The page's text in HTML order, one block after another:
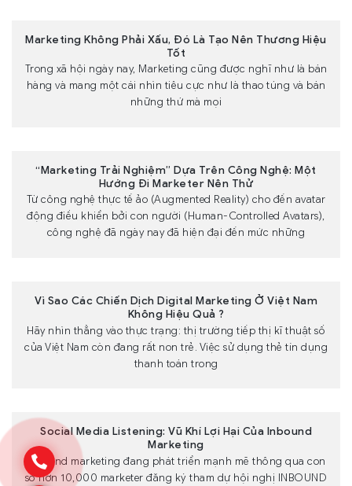
Marketing Không Phải Xấu, Đó Là Tạo Nên Thương Hiệu
Tốt
Trong xã hội ngày nay, Marketing cũng được nghĩ như là bán
hàng và mang một cái nhìn tiêu cực như là thao túng và bán
những thứ mà mọi
“Marketing Trải Nghiệm” Dựa Trên Công Nghệ: Một
Hướng Đi Marketer Nên Thử
Từ công nghệ thực tế ảo (Augmented Reality) cho đến avatar
động điều khiển bởi con người (Human-Controlled Avatars),
công nghệ đã ngày nay đã hiện đại đến mức những
Vì Sao Các Chiến Dịch Digital Marketing Ở Việt Nam
Không Hiệu Quả ?
Hãy nhìn thẳng vào thực trạng: thị trường tiếp thị kĩ thuật số
của Việt Nam còn đang rất non trẻ. Việc sử dụng thẻ tín dụng
thanh toán trong
Social Media Listening: Vũ Khí Lợi Hại Của Inbound
Marketing
Inbound marketing đang phát triển mạnh mẽ thông qua con
số hơn 10,000 marketer đăng ký tham dự hội nghị INBOUND